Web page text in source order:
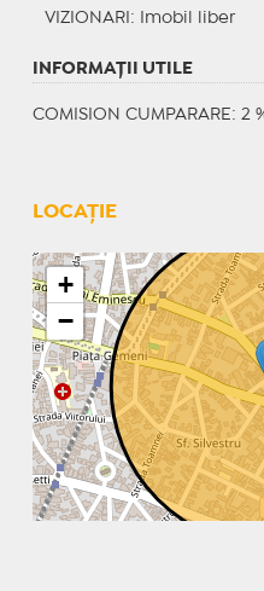
VIZIONARI : Imobil liber
INFORMAŢII UTILE
COMISION CUMPARARE: 2
LOCAȚIE
+
−